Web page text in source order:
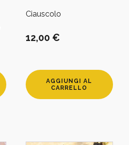
Ciauscolo
12,00 €
AGGIUNGI AL
CARRELLO